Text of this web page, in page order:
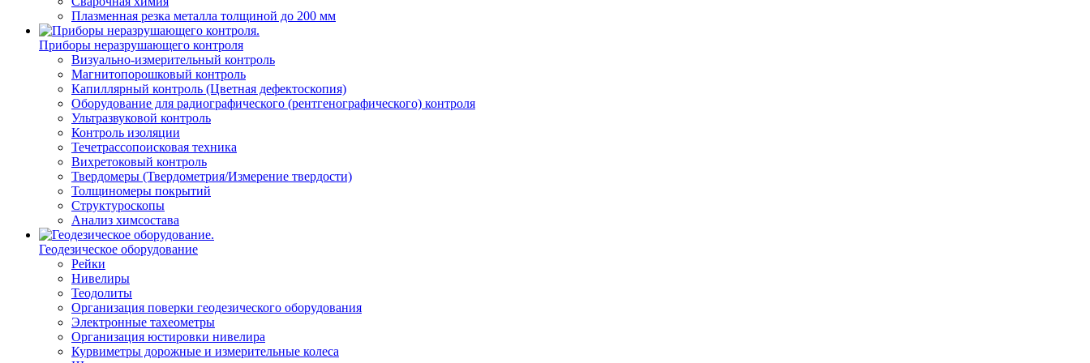
Плазменная резка металла толщиной до 200 мм
Приборы неразрушающего контроля
Визуально-измерительный контроль
Магнитопорошковый контроль
Капиллярный контроль (Цветная дефектоскопия)
Оборудование для радиографического (рентгенографического) контроля
Ультразвуковой контроль
Контроль изоляции
Течетрассопоисковая техника
Вихретоковый контроль
Твердомеры (Твердометрия/Измерение твердости)
Толщиномеры покрытий
Структуроскопы
Анализ химсостава
Геодезическое оборудование
Рейки
Нивелиры
Теодолиты
Организация поверки геодезического оборудования
Электронные тахеометры
Организация юстировки нивелира
Курвиметры дорожные и измерительные колеса